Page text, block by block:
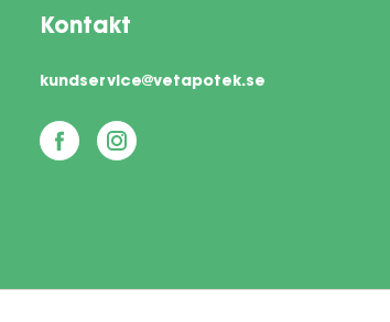
Kontakt
kundservice@vetapotek.se